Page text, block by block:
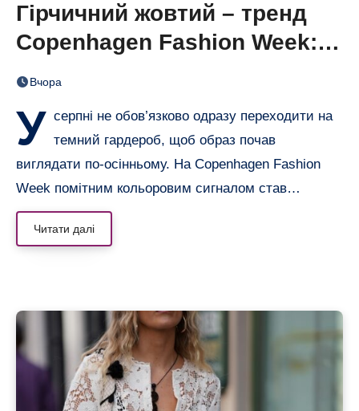
Гірчичний жовтий – тренд
Copenhagen Fashion Week: 6
образів, що переводять літо
Вчора
У серпні не обов’язково одразу переходити на
темний гардероб, щоб образ почав
виглядати по-осінньому. На Copenhagen Fashion
Week помітним кольоровим сигналом став…
Читати далі